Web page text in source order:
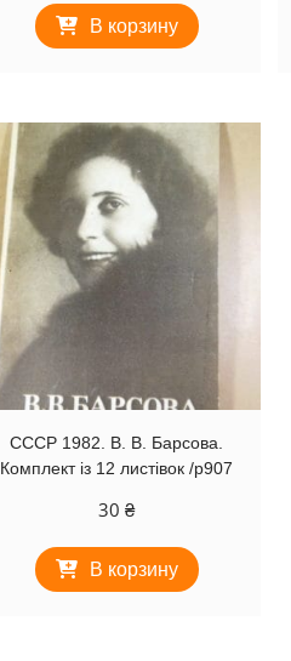
В корзину
СССР 1982. В. В. Барсова.
Комплект із 12 листівок /р907
30₴
В корзину